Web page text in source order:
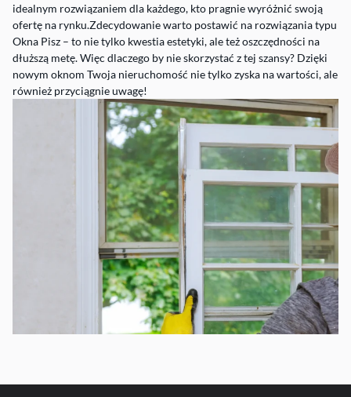
idealnym rozwiązaniem dla każdego, kto pragnie wyróżnić swoją
ofertę na rynku.Zdecydowanie warto postawić na rozwiązania typu
Okna Pisz – to nie tylko kwestia estetyki, ale też oszczędności na
dłuższą metę. Więc dlaczego by nie skorzystać z tej szansy? Dzięki
nowym oknom Twoja nieruchomość nie tylko zyska na wartości, ale
również przyciągnie uwagę!